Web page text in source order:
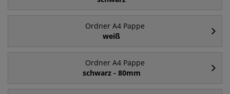
Ordner A4 Pappe
weiß
Ordner A4 Pappe
schwarz - 80mm